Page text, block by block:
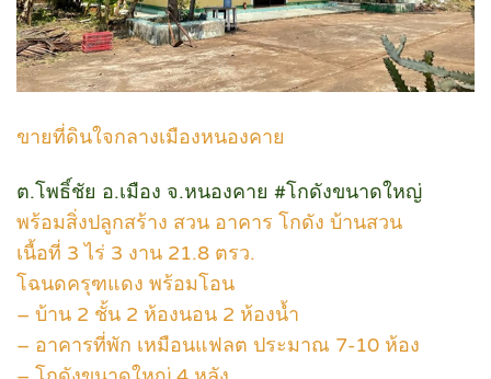
ขายที่ดินใจกลางเมืองหนองคาย
ต.โพธิ์ชัย อ.เมือง จ.หนองคาย #โกดังขนาดใหญ่
พร้อมสิ่งปลูกสร้าง สวน อาคาร โกดัง บ้านสวน
เนื้อที่ 3 ไร่ 3 งาน 21.8 ตรว.
โฉนดครุฑแดง พร้อมโอน
– บ้าน 2 ชั้น 2 ห้องนอน 2 ห้องน้ำ
– อาคารที่พัก เหมือนแฟลต ประมาณ 7-10 ห้อง